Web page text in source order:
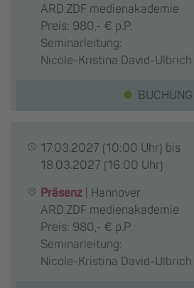
ARD.ZDF medienakademie
Preis: 980,- € p.P.
Seminarleitung:
Nicole-Kristina David-Ulbrich
BUCHUNG
17.03.2027 (10:00 Uhr) bis
18.03.2027 (16:00 Uhr)
Präsenz
Hannover
ARD.ZDF medienakademie
Preis: 980,- € p.P.
Seminarleitung:
Nicole-Kristina David-Ulbrich